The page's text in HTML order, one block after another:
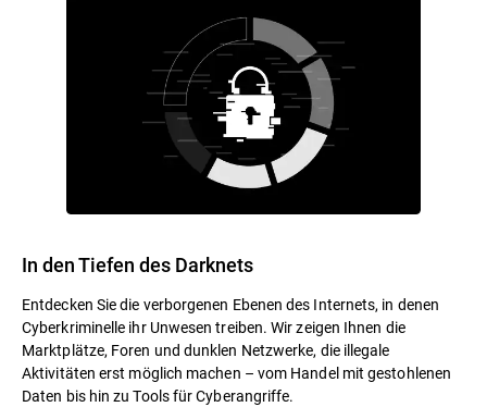
In den Tiefen des Darknets
Entdecken Sie die verborgenen Ebenen des Internets, in denen
Cyberkriminelle ihr Unwesen treiben. Wir zeigen Ihnen die
Marktplätze, Foren und dunklen Netzwerke, die illegale
Aktivitäten erst möglich machen – vom Handel mit gestohlenen
Daten bis hin zu Tools für Cyberangriffe.